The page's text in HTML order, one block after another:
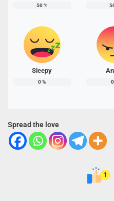
50%
Sleepy
0% 0
Spread the love
1